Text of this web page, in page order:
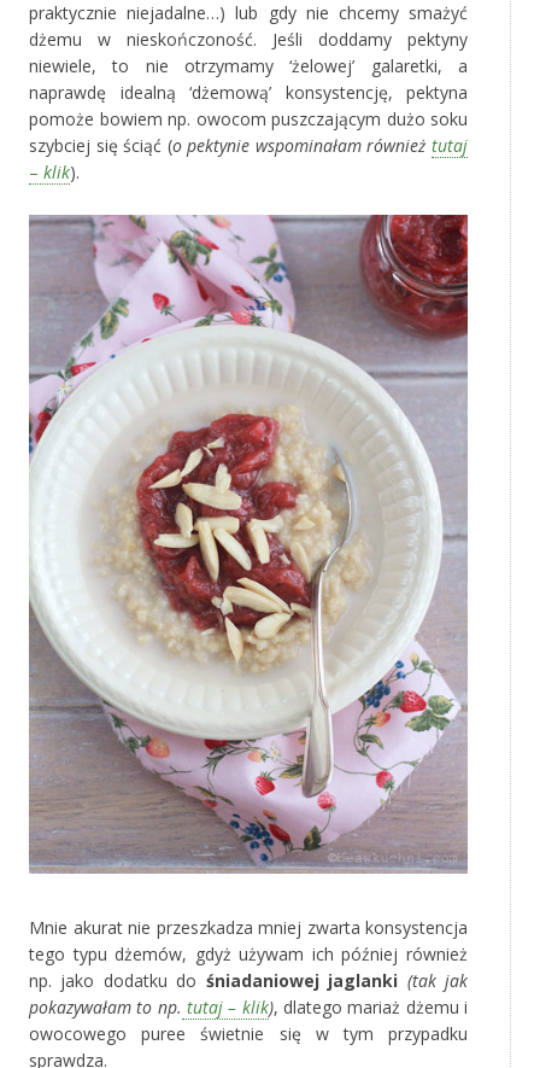
praktycznie niejadalne…) lub gdy nie chcemy smażyć
dżemu w nieskończoność. Jeśli doddamy pektyny
niewiele, to nie otrzymamy ‘żelowej’ galaretki, a
naprawdę idealną ‘dżemową’ konsystencję, pektyna
pomoże bowiem np. owocom puszczającym dużo soku
szybciej się ściąć (o pektynie wspominałam równieżtutaj
– klik).
Mnie akurat nie przeszkadza mniej zwarta konsystencja
tego typu dżemów, gdyż używam ich później również
np. jako dodatku do śniadaniowej jaglanki (tak jak
pokazywałam to np. tutaj – klik), dlatego mariaż dżemu i
owocowego puree świetnie się w tym przypadku
sprawdza.